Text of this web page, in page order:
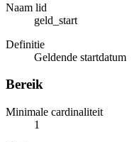
Naam lid
geld_start
Definitie
Geldende startdatum
Bereik
Minimale cardinaliteit
1